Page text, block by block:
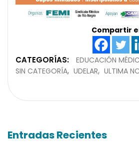
Compartir
CATEGORÍAS: EDUCACIÓN
SIN CATEGORÍA UDELAR ULTIMA
Entradas Recientes